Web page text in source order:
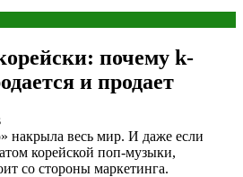
почему k-
и продает
накрыла весь мир. И даже если
корейской поп-музыки,
со стороны маркетинга.